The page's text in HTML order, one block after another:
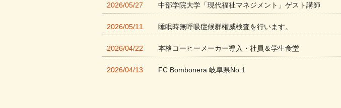
2026/05/27 中部学院大学「現代福祉マネジメント」ゲスト講師
2026/05/11 睡眠時無呼吸症候群権威検査を行います。
2026/04/22 本格コーヒーメーカー導入・社員＆学生食堂
2026/04/13 FC Bombonera 岐阜県No.1